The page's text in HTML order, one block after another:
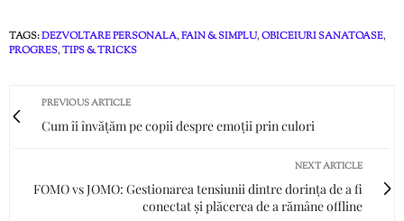
TAGS:DEZVOLTARE PERSONALA,FAIN & SIMPLU,OBICEIURI SANATOASE,
PROGRES,TIPS & TRICKS
PREVIOUS ARTICLE
Cum îi învățăm pe copii despre emoții prin culori
NEXT ARTICLE
FOMO vs JOMO: Gestionarea tensiunii dintre dorința de a fi
conectat și plăcerea de a rămâne offline